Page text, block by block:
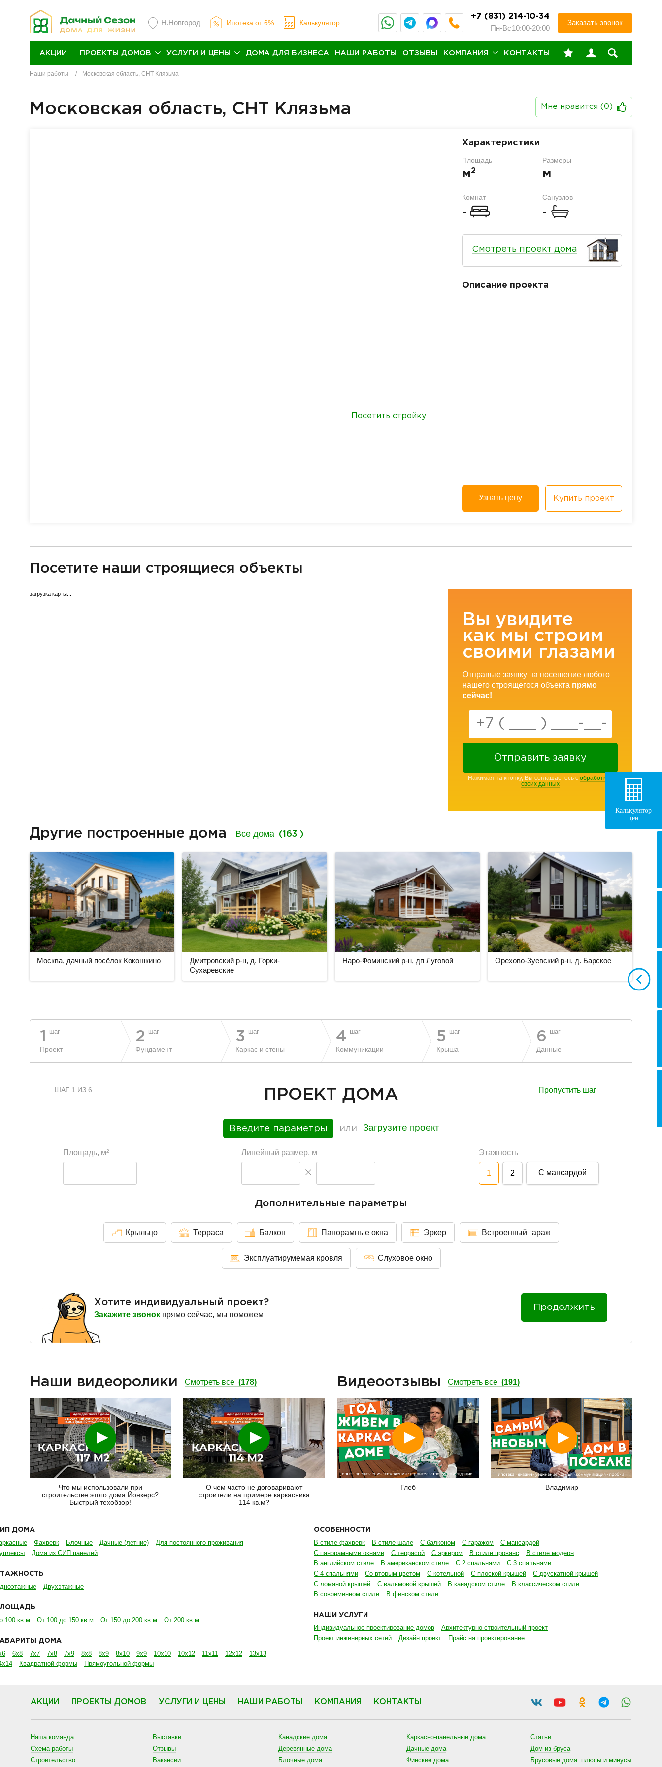
Н.Новгород Ипотека от 6% Калькулятор
+7 (831) 214-10-34
Пн-Вс10:00-20:00
Заказать звонок
АКЦИИ ПРОЕКТЫ ДОМОВ УСЛУГИ И ЦЕНЫ ДОМА ДЛЯ БИЗНЕСА НАШИ РАБОТЫ ОТЗЫВЫ КОМПАНИЯ КОНТАКТЫ
Наши работы Московская область, СНТ Клязьма
Московская область, СНТ Клязьма Мне нравится ( 0 )
Посетить стройку
Характеристики
Площадь
м2
Размеры
м
Комнат
-
Санузлов
-
Смотреть проект дома
Описание проекта
Узнать цену Купить проект
Посетите наши строящиеся объекты
загрузка карты...
Вы увидите
как мы строим
своими глазами
Отправьте заявку на посещение любого
нашего строящегося объекта прямо
сейчас!
Отправить заявку
Нажимая на кнопку, Вы соглашаетесь с обработкой
своих данных
Другие построенные дома Все дома (163 )
Москва, дачный посёлок Кокошкино
Дмитровский р-н, д. Горки-
Сухаревские
Наро-Фоминский р-н, дп Луговой Орехово-Зуевский р-н, д. Барское
1 шаг
Проект
2 шаг
Фундамент
3 шаг
Каркас и стены
4 шаг
Коммуникации
5 шаг
Крыша
6 шаг
Данные
ШАГ 1 ИЗ 6 ПРОЕКТ ДОМА Пропустить шаг
Введите параметры или Загрузите проект
Площадь, м2 Линейный размер, м Этажность
1 2 С мансардой
Дополнительные параметры
Крыльцо Терраса Балкон Панорамные окна Эркер Встроенный гараж
Эксплуатирумемая кровля Слуховое окно
Хотите индивидуальный проект?
Закажите звонок прямо сейчас, мы поможем
Продолжить
Наши видеоролики Смотреть все (178)
Смотреть
Что мы использовали при
строительстве этого дома Йонкерс?
Быстрый техобзор!
Смотреть
О чем часто не договаривают
строители на примере каркасника
114 кв.м?
Видеоотзывы Смотреть все (191)
Смотреть
Глеб
Смотреть
Владимир
ДОМА
Фахверк Блочные Дачные (летние)
Для постоянного проживания
Дома из СИП панелей
Двухэтажные
100 кв.м От 100 до 150 кв.м От 150 до 200 кв.м От 200 кв.м
ДОМА
6х8 7х7 7х8 7х9 8х8 8х9 8х10 9х9 10х10 10х12 11х11 12х12
13х13
Квадратной формы Прямоугольной формы
ОСОБЕННОСТИ
В стиле фахверк В стиле шале С балконом С гаражом
С мансардой
С панорамными окнами
С террасой С эркером В стиле прованс
В стиле модерн
В английском стиле
В американском стиле С 2 спальнями
С 3 спальнями
С 4 спальнями
Со вторым цветом С котельной С плоской крышей
С двускатной крышей
С ломаной крышей
С вальмовой крышей В канадском стиле
В классическом стиле
В современном стиле
В финском стиле
НАШИ УСЛУГИ
Индивидуальное проектирование домов
Архитектурно-строительный проект
Проект инженерных сетей
Дизайн проект Прайс на проектирование
АКЦИИ ПРОЕКТЫ ДОМОВ УСЛУГИ И ЦЕНЫ НАШИ РАБОТЫ КОМПАНИЯ КОНТАКТЫ
Наша команда
Схема работы
Строительство
Выставки
Отзывы
Вакансии
Канадские дома
Деревянные дома
Блочные дома
Каркасно-панельные дома
Дачные дома
Финские дома
Статьи
Дом из бруса
Брусовые дома: плюсы и минусы
Калькулятор
цен